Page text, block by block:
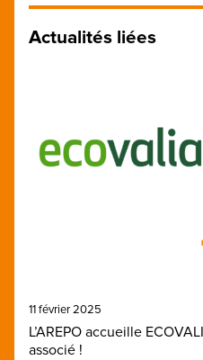
Actualités liées
11 février 2025
L’AREPO accueille
associé !